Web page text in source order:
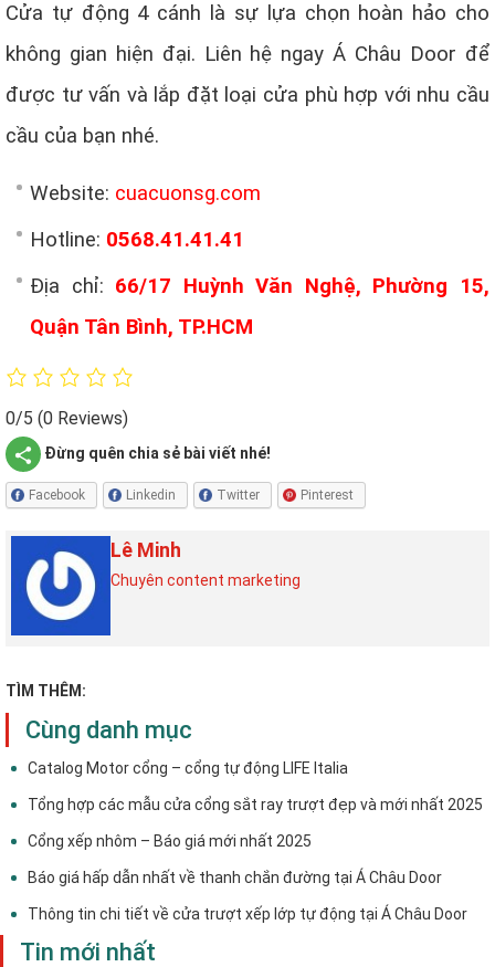
Cửa tự động 4 cánh là sự lựa chọn hoàn hảo cho
không gian hiện đại. Liên hệ ngay Á Châu Door để
được tư vấn và lắp đặt loại cửa phù hợp với nhu cầu
cầu của bạn nhé.
Website: cuacuonsg.com
Hotline: 0568.41.41.41
Địa chỉ: 66/17 Huỳnh Văn Nghệ, Phường 15,
Quận Tân Bình, TP.HCM
0/5 (0 Reviews)
Đừng quên chia sẻ bài viết nhé!
Facebook Linkedin Twitter Pinterest
Lê Minh
Chuyên content marketing
TÌM THÊM:
Cùng danh mục
Catalog Motor cổng – cổng tự động LIFE Italia
Tổng hợp các mẫu cửa cổng sắt ray trượt đẹp và mới nhất 2025
Cổng xếp nhôm – Báo giá mới nhất 2025
Báo giá hấp dẫn nhất về thanh chắn đường tại Á Châu Door
Thông tin chi tiết về cửa trượt xếp lớp tự động tại Á Châu Door
Tin mới nhất